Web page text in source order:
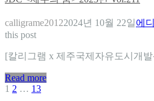
calligrame20122024년 10월 22일에
this post
[칼리그램 x 제주국제자유도시개
Read more
글
1 2 … 13